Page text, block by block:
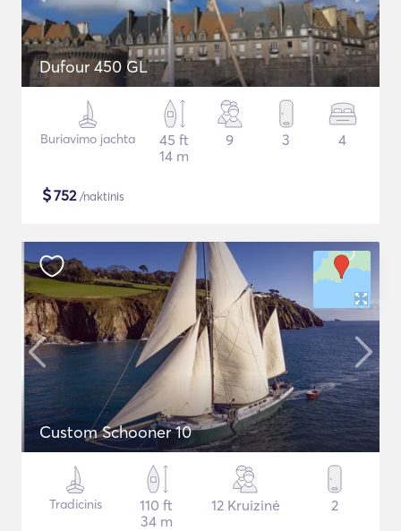
Dufour 450 GL
Buriavimo jachta
45 ft
14 m
9 3 4
$752/naktinis
Custom Schooner 10
Tradicinis
110 ft
34 m
12 Kruizinė 2